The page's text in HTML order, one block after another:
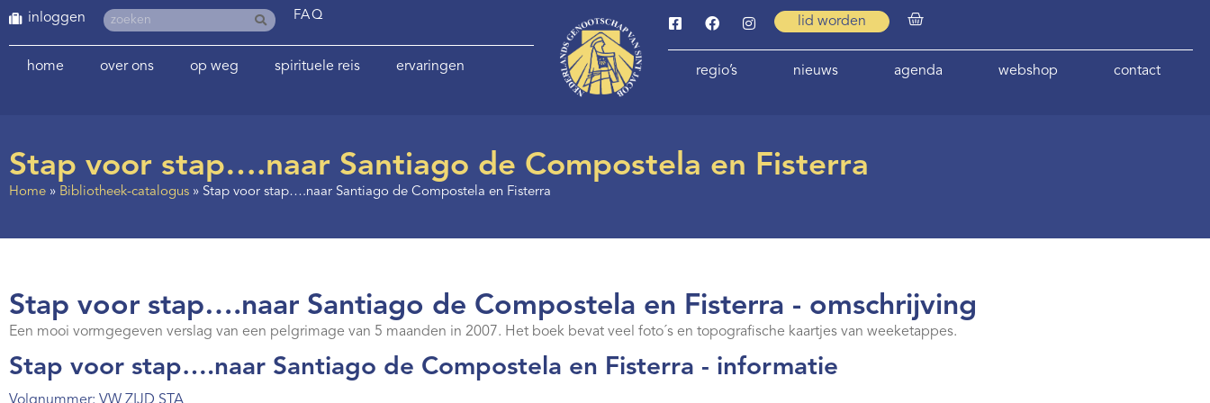
inloggen FAQ
home over ons op weg spirituele reis ervaringen
lid worden
regio’s nieuws agenda webshop contact
Stap voor stap….naar Santiago de Compostela en Fisterra
Home » Bibliotheek-catalogus » Stap voor stap….naar Santiago de Compostela en Fisterra
Stap voor stap….naar Santiago de Compostela en Fisterra - omschrijving
Een mooi vormgegeven verslag van een pelgrimage van 5 maanden in 2007. Het boek bevat veel foto´s en topografische kaartjes van weeketappes.
Stap voor stap….naar Santiago de Compostela en Fisterra - informatie